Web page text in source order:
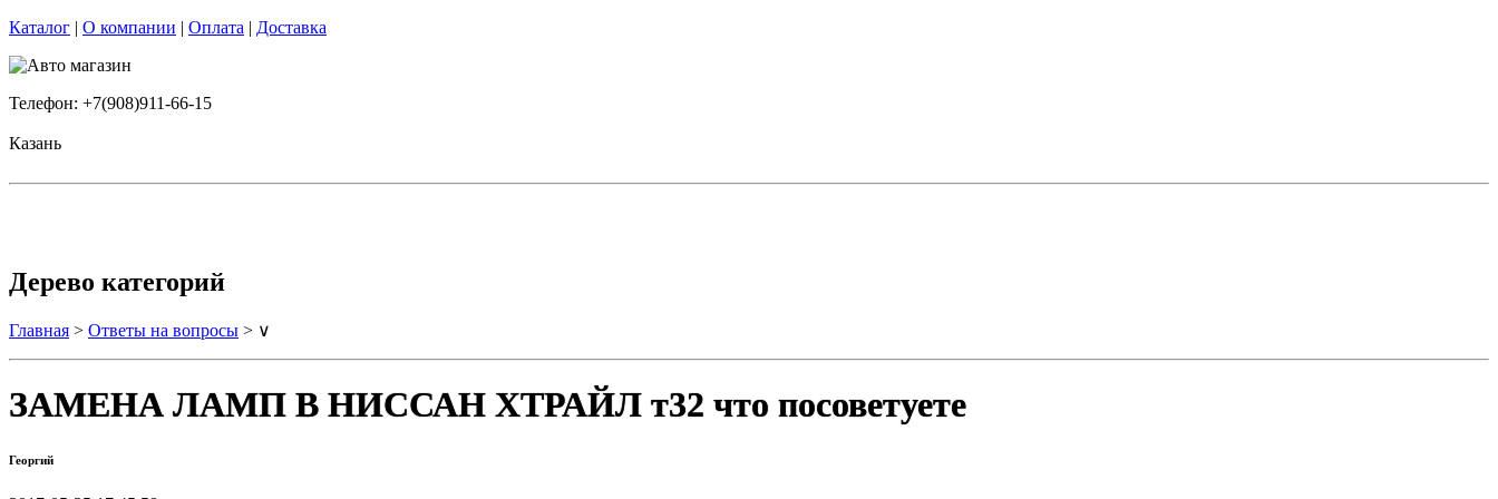
Каталог | О компании | Оплата | Доставка
Телефон: +7(908)911-66-15
Казань
Дерево категорий
Главная > Ответы на вопросы > ∨
ЗАМЕНА ЛАМП В НИССАН ХТРАЙЛ т32 что посоветуете
Георгий